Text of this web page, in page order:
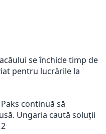
se închide timp de
pentru lucrările la
continuă să
Ungaria caută soluții